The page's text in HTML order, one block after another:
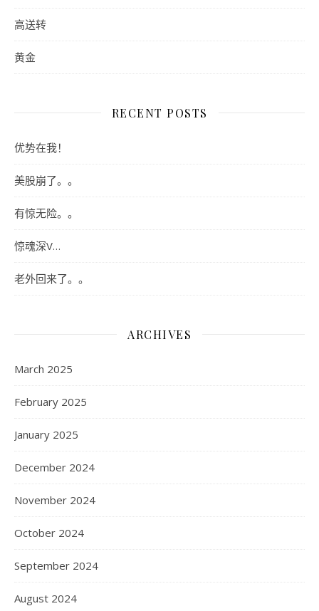
高送转
黄金
RECENT POSTS
优势在我！
美股崩了。。
有惊无险。。
惊魂深V…
老外回来了。。
ARCHIVES
March 2025
February 2025
January 2025
December 2024
November 2024
October 2024
September 2024
August 2024